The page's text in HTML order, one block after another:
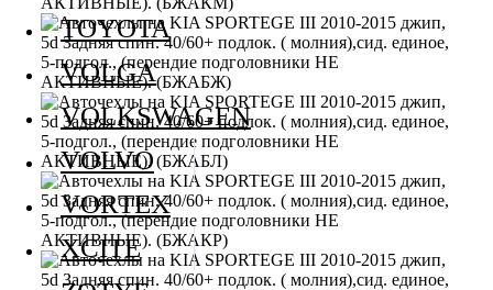
TOYOTA
VOLGA
VOLKSWAGEN
VOLVO
VORTEX
XCITE